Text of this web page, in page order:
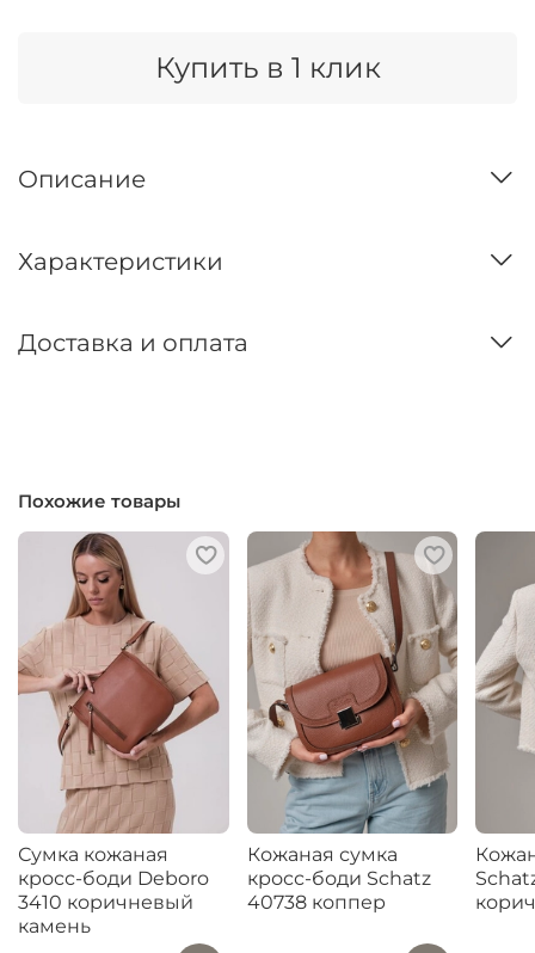
Купить в 1 клик
Описание
Характеристики
Доставка и оплата
Похожие товары
Сумка кожаная
кросс-боди Deboro
3410 коричневый
камень
Кожаная сумка
кросс-боди Schatz
40738 коппер